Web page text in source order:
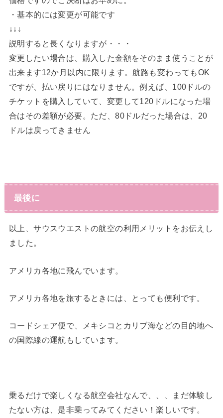
・基本的には変更が可能です
↓↓↓
説明すると長くなりますが・・・
変更したい場合は、購入した金額をそのまま使うことが
出来ます12か月以内に限ります。航路も変わってもOK
ですが、払い戻りにはなりません。例えば、100ドルの
チケットを購入していて、変更して120ドルになった場
合はその差額が必要。ただ、80ドルだった場合は、20
ドルは戻ってきません
最後に
以上、サウスウエストの航空の利用メリットをお伝えし
ました。
アメリカ各地に飛んでいます。
アメリカ各地を旅するときには、とっても便利です。
コードシェア便で、メキシコとカリブ海などの目的地へ
の国際線の運航もしています。
乗るだけで楽しくなる航空会社なんで、、、まだ体験し
たない方は、是非乗ってみてください！楽しいです。